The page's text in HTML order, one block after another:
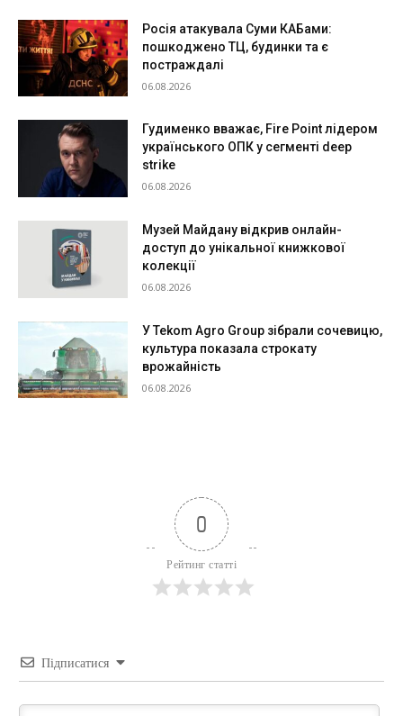
Росія атакувала Суми КАБами:
пошкоджено ТЦ, будинки та є
постраждалі
06.08.2026
Гудименко вважає, Fire Point лідером
українського ОПК у сегменті deep
strike
06.08.2026
Музей Майдану відкрив онлайн-
доступ до унікальної книжкової
колекції
06.08.2026
У Tekom Agro Group зібрали сочевицю,
культура показала строкату
врожайність
06.08.2026
0
Рейтинг статті
Підписатися